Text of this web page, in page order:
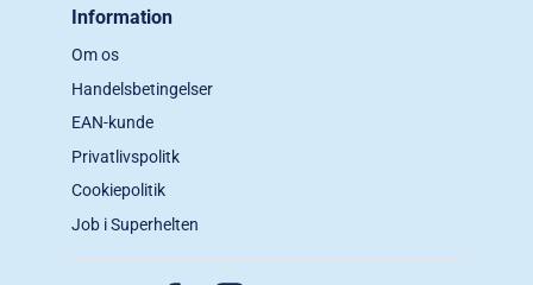
Information
Om os
Handelsbetingelser
EAN-kunde
Privatlivspolitk
Cookiepolitik
Job i Superhelten